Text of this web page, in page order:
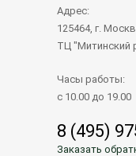
Адрес:
125464, г.
ТЦ "Митинский
Часы работы:
с 10.00 до 19.00
8 (495)
Заказать